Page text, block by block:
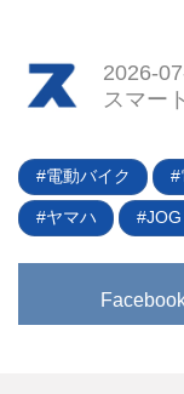
2026-
スマー
電動バイク
ヤマハ JOG